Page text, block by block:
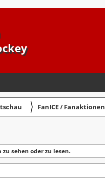
〉 FanICE / Fanaktionen
sehen oder zu lesen.